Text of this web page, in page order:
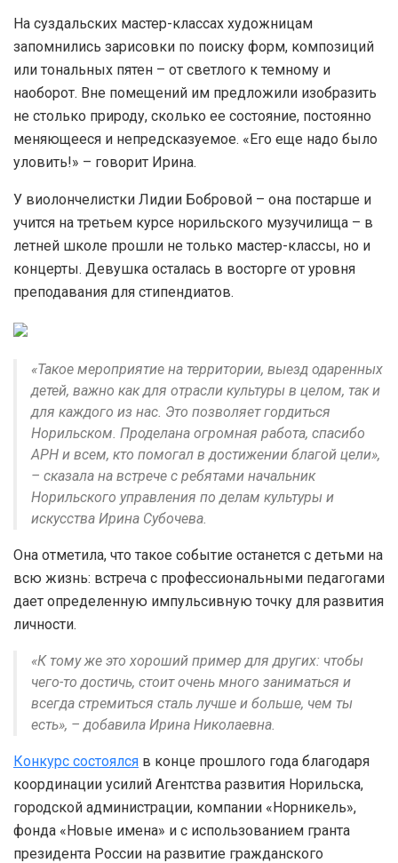
На суздальских мастер-классах художницам
запомнились зарисовки по поиску форм, композиций
или тональных пятен – от светлого к темному и
наоборот. Вне помещений им предложили изобразить
не столько природу, сколько ее состояние, постоянно
меняющееся и непредсказуемое. «Его еще надо было
уловить!» – говорит Ирина.
У виолончелистки Лидии Бобровой – она постарше и
учится на третьем курсе норильского музучилища – в
летней школе прошли не только мастер-классы, но и
концерты. Девушка осталась в восторге от уровня
преподавания для стипендиатов.
«Такое мероприятие на территории, выезд одаренных
детей, важно как для отрасли культуры в целом, так и
для каждого из нас. Это позволяет гордиться
Норильском. Проделана огромная работа, спасибо
АРН и всем, кто помогал в достижении благой цели»,
– сказала на встрече с ребятами начальник
Норильского управления по делам культуры и
искусства Ирина Субочева.
Она отметила, что такое событие останется с детьми на
всю жизнь: встреча с профессиональными педагогами
дает определенную импульсивную точку для развития
личности.
«К тому же это хороший пример для других: чтобы
чего-то достичь, стоит очень много заниматься и
всегда стремиться сталь лучше и больше, чем ты
есть», – добавила Ирина Николаевна.
Конкурс состоялся в конце прошлого года благодаря
координации усилий Агентства развития Норильска,
городской администрации, компании «Норникель»,
фонда «Новые имена» и с использованием гранта
президента России на развитие гражданского